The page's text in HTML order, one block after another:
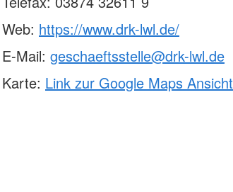
Web: https://www.drk-lwl.de/
E-Mail: geschaeftsstelle@drk-lwl.de
Karte: Link zur Google Maps Ansicht